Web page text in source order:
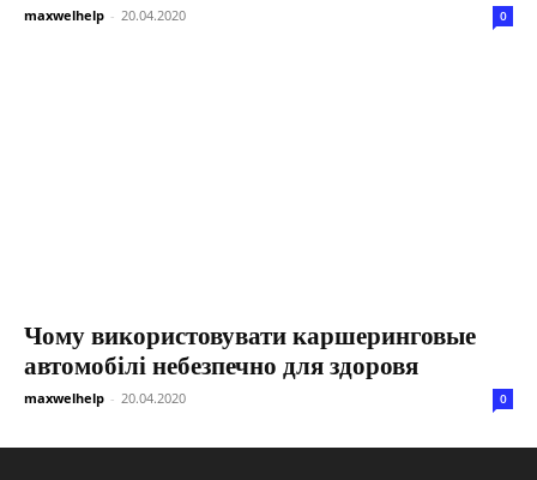
maxwelhelp - 20.04.2020 0
Чому використовувати каршеринговые
автомобілі небезпечно для здоровя
maxwelhelp - 20.04.2020 0